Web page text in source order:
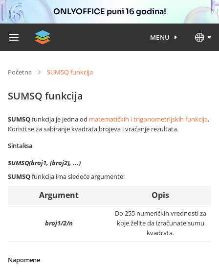
ONLYOFFICE puni 16 godina!
MENU
Početna SUMSQ funkcija
SUMSQ funkcija
SUMSQfunkcija je jedna od matematičkih i trigonometrijskih funkcija.
Koristi se za sabiranje kvadrata brojeva i vraćanje rezultata.
Sintaksa
SUMSQ(broj1, [broj2], ...)
SUMSQfunkcija ima sledeće argumente:
Argument Opis
broj1/2/n
Do 255 numeričkih vrednosti za
koje želite da izračunate sumu
kvadrata.
Napomene